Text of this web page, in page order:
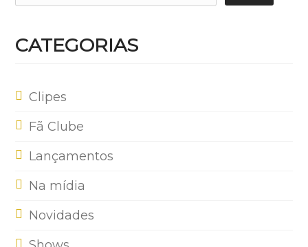
CATEGORIAS
Clipes
Fã Clube
Lançamentos
Na mídia
Novidades